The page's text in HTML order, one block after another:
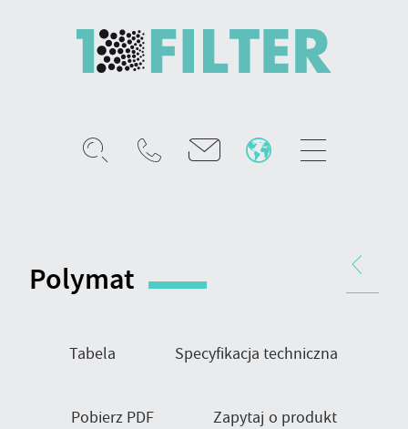
filtracyjne
Polymat
produktu
Tabela Specyfikacja techniczna
Pobierz PDF Zapytaj o produkt